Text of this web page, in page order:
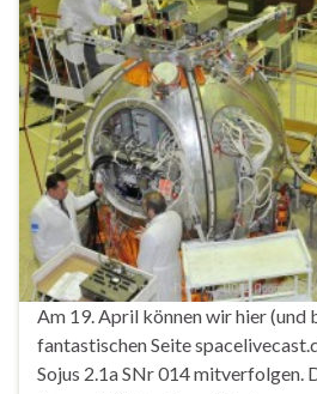
Am 19. April können wir hier (und
fantastischen Seite
Sojus 2.1a SNr 014 mitverfolgen.